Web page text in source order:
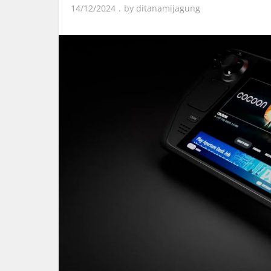
14/12/2024 by ditanamijagung